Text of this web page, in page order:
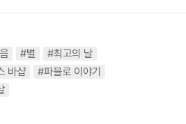
#별
#최고의 날
바샵
#파블로 이야기